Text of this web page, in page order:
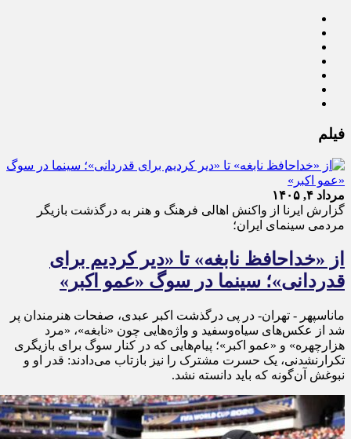
فیلم
مرداد ۴, ۱۴۰۵
گزارش ایرنا از واکنش اهالی فرهنگ و هنر به درگذشت بازیگر
مردمی سینمای ایران؛
از «خداحافظ نابغه» تا «دیر کردیم برای
قدردانی»؛ سینما در سوگ «عمو اکبر»
ماناسپهر - تهران- در پی درگذشت اکبر عبدی، صفحات هنرمندان پر
شد از عکس‌های سیاه‌وسفید و واژه‌هایی چون «نابغه»، «مرد
هزارچهره» و «عمو اکبر»؛ پیام‌هایی که در کنار سوگ برای بازیگری
تکرارنشدنی، یک حسرت مشترک را نیز بازتاب می‌دادند: قدر او و
نبوغش آن‌گونه که باید دانسته نشد.